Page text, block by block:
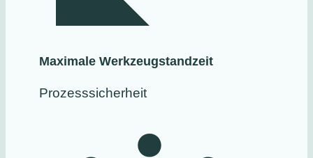
Maximale Werkzeugstandzeit
Prozesssicherheit